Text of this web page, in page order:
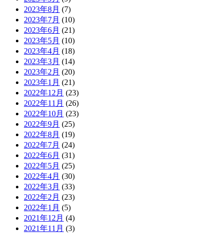
2023年8月 (7)
2023年7月 (10)
2023年6月 (21)
2023年5月 (10)
2023年4月 (18)
2023年3月 (14)
2023年2月 (20)
2023年1月 (21)
2022年12月 (23)
2022年11月 (26)
2022年10月 (23)
2022年9月 (25)
2022年8月 (19)
2022年7月 (24)
2022年6月 (31)
2022年5月 (25)
2022年4月 (30)
2022年3月 (33)
2022年2月 (23)
2022年1月 (5)
2021年12月 (4)
2021年11月 (3)